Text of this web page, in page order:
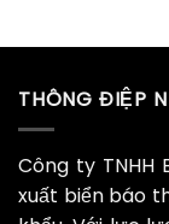
THÔNG ĐIỆP
Công ty TNHH
xuất biển báo